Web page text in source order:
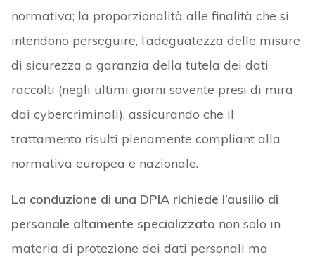
normativa; la proporzionalità alle finalità che si
intendono perseguire, l’adeguatezza delle misure
di sicurezza a garanzia della tutela dei dati
raccolti (negli ultimi giorni sovente presi di mira
dai cybercriminali), assicurando che il
trattamento risulti pienamente compliant alla
normativa europea e nazionale.
La conduzione di una DPIA richiede l’ausilio di
personale altamente specializzato non solo in
materia di protezione dei dati personali ma